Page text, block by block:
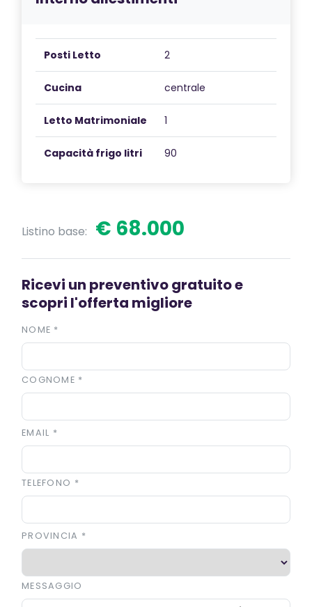
Posti Letto 2
Cucina centrale
Letto Matrimoniale 1
Capacità frigo litri 90
Listino base: € 68.000
Ricevi un preventivo gratuito e
scopri l'offerta migliore
NOME *
COGNOME *
EMAIL *
TELEFONO *
PROVINCIA *
MESSAGGIO